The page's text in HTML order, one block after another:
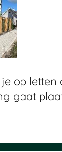
op letten
gaat